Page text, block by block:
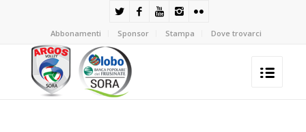
Abbonamenti Sponsor Stampa Dove trovarci